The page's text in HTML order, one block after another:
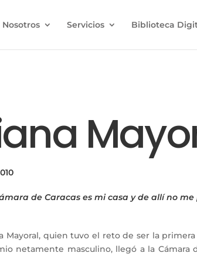
Nosotros Servicios Biblioteca
de Caracas es mi casa y de allí no me
Mayoral, quien tuvo el reto de ser la
netamente masculino, llegó a la Cámara